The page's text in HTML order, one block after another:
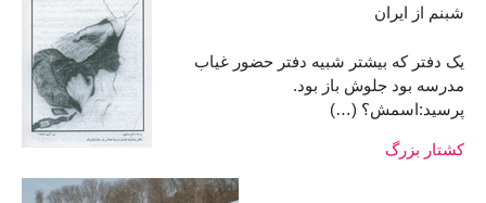
شبنم از ایران
یک دفتر که بیشتر شبیه دفتر حضور غیاب
مدرسه بود جلوش باز بود.
پرسید:اسمش؟ (…)
كشتار بزرگ